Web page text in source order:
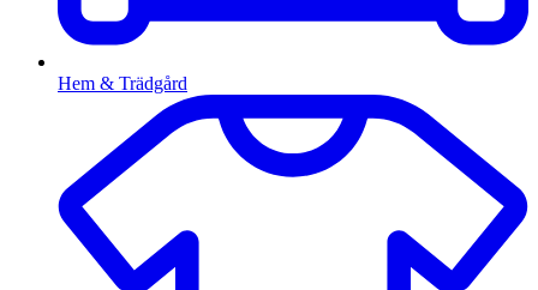
Hem & Trädgård